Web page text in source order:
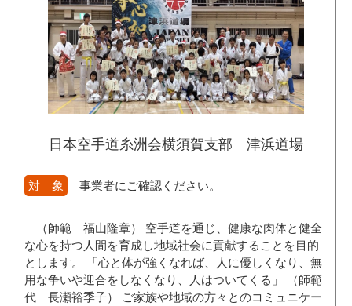
日本空手道糸洲会横須賀支部 津浜道場
対 象 事業者にご確認ください。
（師範 福山隆章） 空手道を通じ、健康な肉体と健全
な心を持つ人間を育成し地域社会に貢献することを目的
とします。 「心と体が強くなれば、人に優しくなり、無
用な争いや迎合をしなくなり、人はついてくる」 （師範
代 長瀬裕季子） ご家族や地域の方々とのコミュニケー